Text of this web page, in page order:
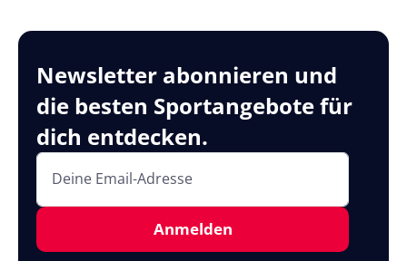
Newsletter abonnieren und
die besten Sportangebote für
dich entdecken.
Deine Email-Adresse
Anmelden